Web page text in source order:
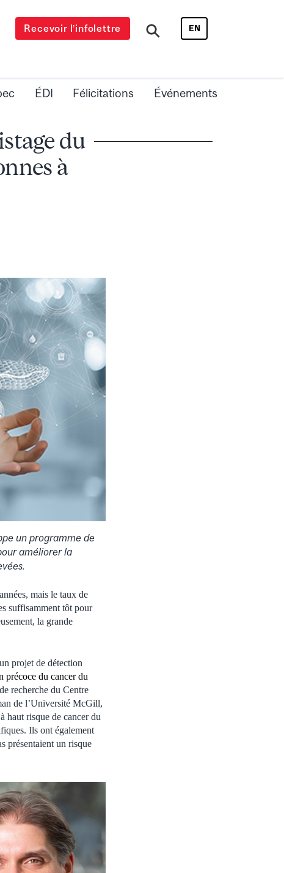
Recevoir l’infolettre EN
ÉDI Félicitations Événements
du
à
un programme de
améliorer la
mais le taux de
suffisamment tôt pour
la grande
projet de détection
précoce du cancer du
recherche du Centre
de l’Université McGill,
haut risque de cancer du
Ils ont également
présentaient un risque